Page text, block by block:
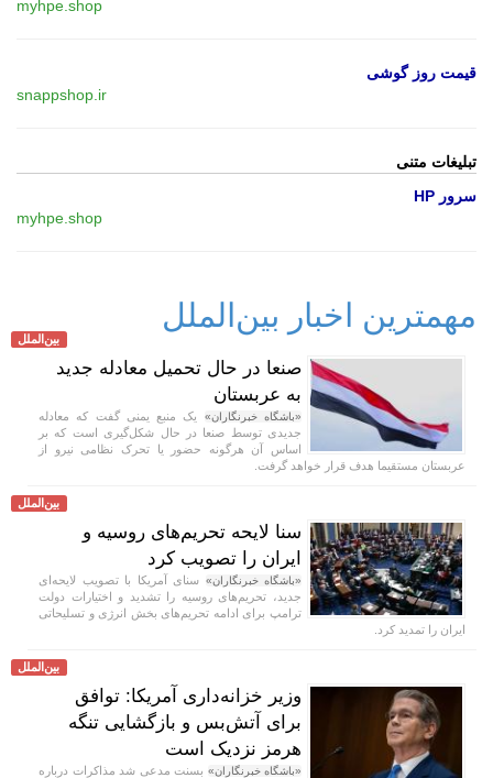
myhpe.shop
قیمت روز گوشی
snappshop.ir
تبلیغات متنی
سرور HP
myhpe.shop
مهمترین اخبار بین‌الملل
بین‌الملل
صنعا در حال تحمیل معادله جدید
به عربستان
«باشگاه خبرنگاران» یک منبع یمنی گفت که معادله
جدیدی توسط صنعا در حال شکل‌گیری است که بر
اساس آن هرگونه حضور یا تحرک نظامی نیرو از
عربستان مستقیما هدف قرار خواهد گرفت.
بین‌الملل
سنا لایحه تحریم‌های روسیه و
ایران را تصویب کرد
«باشگاه خبرنگاران» سنای آمریکا با تصویب لایحه‌ای
جدید، تحریم‌های روسیه را تشدید و اختیارات دولت
ترامپ برای ادامه تحریم‌های بخش انرژی و تسلیحاتی
ایران را تمدید کرد.
بین‌الملل
وزیر خزانه‌داری آمریکا: توافق
برای آتش‌بس و بازگشایی تنگه
هرمز نزدیک است
«باشگاه خبرنگاران» بسنت مدعی شد مذاکرات درباره